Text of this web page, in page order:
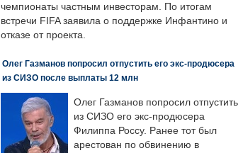
чемпионаты частным инвесторам. По итогам
встречи FIFA заявила о поддержке Инфантино и
отказе от проекта.
Олег Газманов попросил отпустить его экс-продюсера
из СИЗО после выплаты 12 млн
Олег Газманов попросил отпустить
из СИЗО его экс-продюсера
Филиппа Россу. Ранее тот был
арестован по обвинению в